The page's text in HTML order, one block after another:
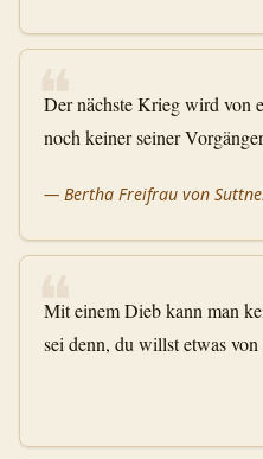
❝
Der nächste Krieg wird von
noch keiner seiner
— Bertha Freifrau von
❝
Mit einem Dieb kann man
sei denn, du willst etwas von